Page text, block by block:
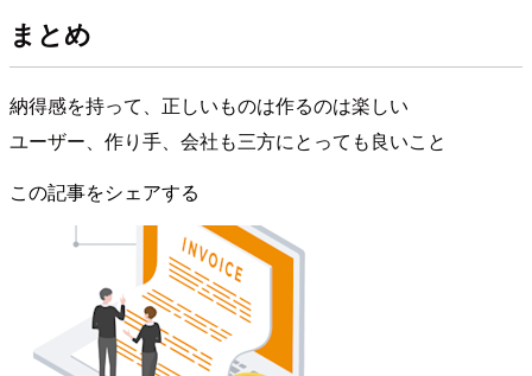
まとめ
納得感を持って、正しいものは作るのは楽しい
ユーザー、作り手、会社も三方にとっても良いこと
この記事をシェアする